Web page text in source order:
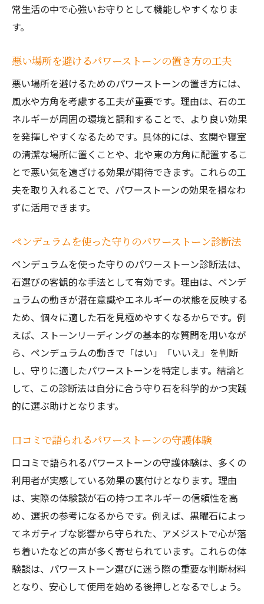
常生活の中で心強いお守りとして機能しやすくなりま
す。
悪い場所を避けるパワーストーンの置き方の工夫
悪い場所を避けるためのパワーストーンの置き方には、
風水や方角を考慮する工夫が重要です。理由は、石のエ
ネルギーが周囲の環境と調和することで、より良い効果
を発揮しやすくなるためです。具体的には、玄関や寝室
の清潔な場所に置くことや、北や東の方角に配置するこ
とで悪い気を遠ざける効果が期待できます。これらの工
夫を取り入れることで、パワーストーンの効果を損なわ
ずに活用できます。
ペンデュラムを使った守りのパワーストーン診断法
ペンデュラムを使った守りのパワーストーン診断法は、
石選びの客観的な手法として有効です。理由は、ペンデ
ュラムの動きが潜在意識やエネルギーの状態を反映する
ため、個々に適した石を見極めやすくなるからです。例
えば、ストーンリーディングの基本的な質問を用いなが
ら、ペンデュラムの動きで「はい」「いいえ」を判断
し、守りに適したパワーストーンを特定します。結論と
して、この診断法は自分に合う守り石を科学的かつ実践
的に選ぶ助けとなります。
口コミで語られるパワーストーンの守護体験
口コミで語られるパワーストーンの守護体験は、多くの
利用者が実感している効果の裏付けとなります。理由
は、実際の体験談が石の持つエネルギーの信頼性を高
め、選択の参考になるからです。例えば、黒曜石によっ
てネガティブな影響から守られた、アメジストで心が落
ち着いたなどの声が多く寄せられています。これらの体
験談は、パワーストーン選びに迷う際の重要な判断材料
となり、安心して使用を始める後押しとなるでしょう。